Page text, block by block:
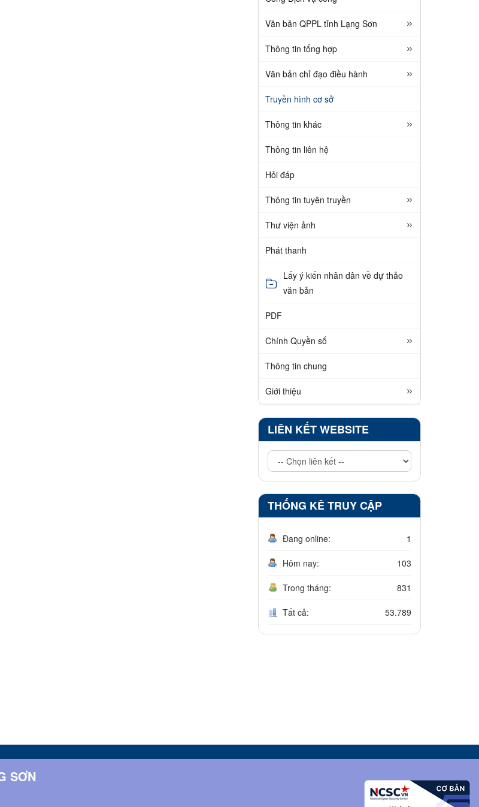
Văn bản QPPL tỉnh Lạng Sơn
Thông tin tổng hợp
Văn bản chỉ đạo điều hành
Truyền hình cơ sở
Thông tin khác
Thông tin liên hệ
Hỏi đáp
Thông tin tuyên truyền
Thư viện ảnh
Phát thanh
Lấy ý kiến nhân dân về dự thảo
văn bản
PDF
Chính Quyền số
Thông tin chung
Giới thiệu
LIÊN KẾT WEBSITE
THỐNG KÊ TRUY CẬP
Đang online: 1
Hôm nay: 103
Trong tháng: 831
Tất cả: 53.789
SƠN